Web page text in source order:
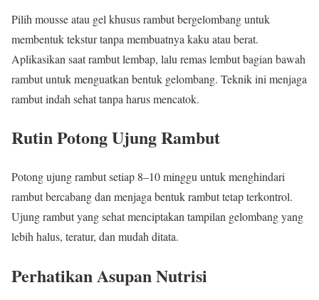
Pilih mousse atau gel khusus rambut bergelombang untuk
membentuk tekstur tanpa membuatnya kaku atau berat.
Aplikasikan saat rambut lembap, lalu remas lembut bagian bawah
rambut untuk menguatkan bentuk gelombang. Teknik ini menjaga
rambut indah sehat tanpa harus mencatok.
Rutin Potong Ujung Rambut
Potong ujung rambut setiap 8–10 minggu untuk menghindari
rambut bercabang dan menjaga bentuk rambut tetap terkontrol.
Ujung rambut yang sehat menciptakan tampilan gelombang yang
lebih halus, teratur, dan mudah ditata.
Perhatikan Asupan Nutrisi